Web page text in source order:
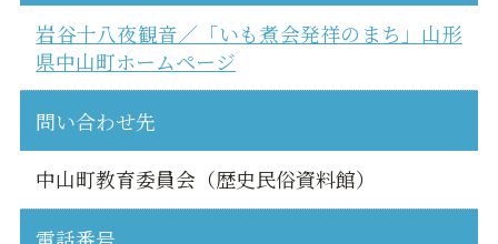
岩谷十八夜観音／「いも煮会発祥のまち」山形
県中山町ホームページ
問い合わせ先
中山町教育委員会（歴史民俗資料館）